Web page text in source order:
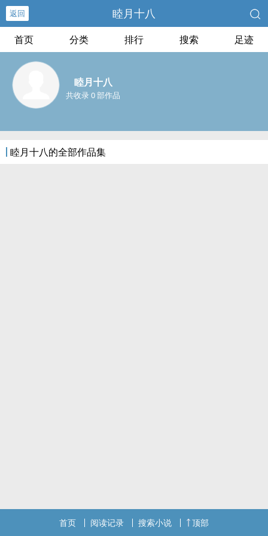
返回 睦月十八
首页 分类 排行 搜索 足迹
睦月十八
共收录 0 部作品
睦月十八的全部作品集
首页 阅读记录 搜索小说 顶部